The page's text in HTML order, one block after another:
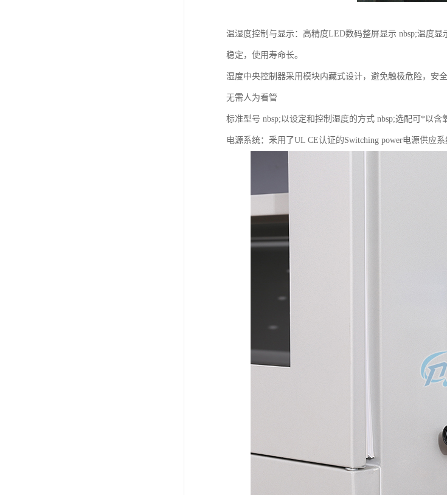
温湿度控制与显示：高精度LED数码整屏显示 nbsp;温度
稳定，使用寿命长。
湿度中央控制器采用模块内藏式设计，避免触极危险，安
无需人为看管
标准型号 nbsp;以设定和控制湿度的方式 nbsp;选配可*以含
电源系统：釆用了UL CE认证的Switching power电源供应系